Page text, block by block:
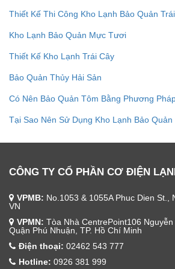
Thiết Kế Thi Công Kho Lạnh Bảo Quản
Kho Lạnh Bảo Quản Mực Tươi
Thiết Kế Kho Lạnh Trái Cây
Bảo Quản Thủy Hải Sản
Có Nên Bảo Quản Tôm Bằng Phương
Tại Sao Nên Sử Dụng Kho Lạnh Bảo Quản
CÔNG TY CỔ PHẦN CƠ ĐIỆN
VPMB: No.1053 & 1055A Phuc Dien St.,
VN
VPMN: Tòa Nhà CentrePoint106
Quận Phú Nhuận, TP. Hồ Chí Minh
Điện thoại: 02462 543 777
Hotline: 0926 381 999